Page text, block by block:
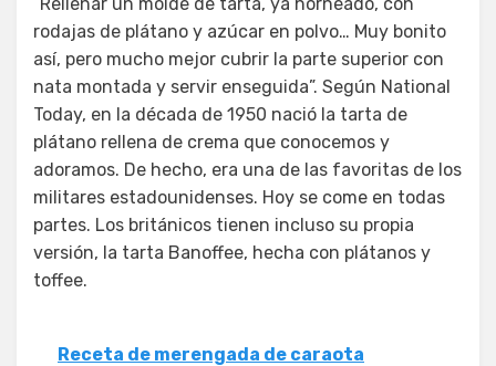
rodajas de plátano y azúcar en polvo… Muy bonito
así, pero mucho mejor cubrir la parte superior con
nata montada y servir enseguida”. Según National
Today, en la década de 1950 nació la tarta de
plátano rellena de crema que conocemos y
adoramos. De hecho, era una de las favoritas de los
militares estadounidenses. Hoy se come en todas
partes. Los británicos tienen incluso su propia
versión, la tarta Banoffee, hecha con plátanos y
toffee.
Receta de merengada de caraota